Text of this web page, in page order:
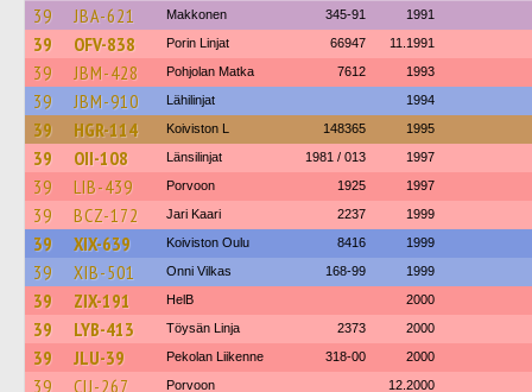
39 JBA-621 Makkonen 345-91 1991
39 OFV-838 Porin Linjat 66947 11.1991
39 JBM-428 Pohjolan Matka 7612 1993
39 JBM-910 Lähilinjat 1994
39 HGR-114 Koiviston L 148365 1995
39 OII-108 Länsilinjat 1981 / 013 1997
39 LIB-439 Porvoon 1925 1997
39 BCZ-172 Jari Kaari 2237 1999
39 XIX-639 Koiviston Oulu 8416 1999
39 XIB-501 Onni Vilkas 168-99 1999
39 ZIX-191 HelB 2000
39 LYB-413 Töysän Linja 2373 2000
39 JLU-39 Pekolan Liikenne 318-00 2000
39 CIJ-267 Porvoon 12.2000